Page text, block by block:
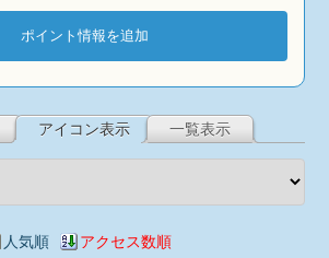
ポイント情報を追加
アイコン表示 一覧表示
人気順 アクセス数順